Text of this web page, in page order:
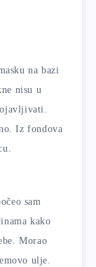
na bazi
nisu u
Iz fondova
sam
kako
Morao
ulje.